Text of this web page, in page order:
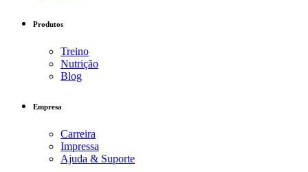
Produtos
Treino
Nutrição
Blog
Empresa
Carreira
Impressa
Ajuda & Suporte